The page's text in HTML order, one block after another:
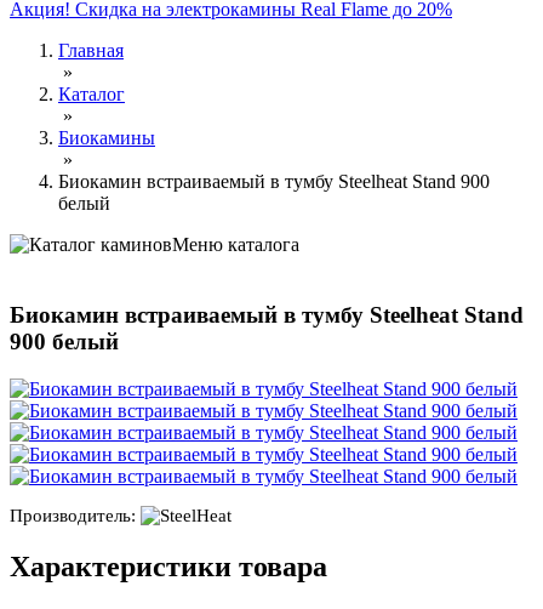
Акция! Скидка на электрокамины Real Flame до 20%
Главная
»
Каталог
»
Биокамины
»
Биокамин встраиваемый в тумбу Steelheat Stand 900
белый
Меню каталога
Биокамин встраиваемый в тумбу Steelheat Stand
900 белый
Производитель:
Характеристики товара